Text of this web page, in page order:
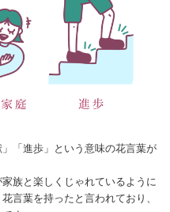
「進歩」という意味の花言葉が
族と楽しくじゃれているように
言葉を持ったと言われており、